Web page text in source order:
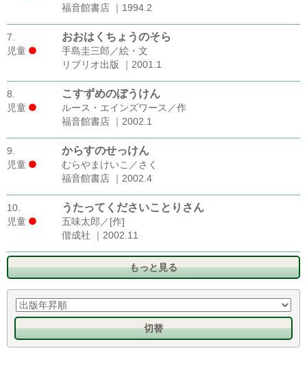
福音館書店 ｜1994.2
7.
児童
おおはくちょうのそら
手島圭三郎／絵・文
リブリオ出版 ｜2001.1
8.
児童
こすずめのぼうけん
ルース・エインズワース／作
福音館書店 ｜2002.1
9.
児童
からすのせっけん
むらやまけいこ／さく
福音館書店 ｜2002.4
10.
児童
うたってくださいことりさん
五味太郎／[作]
偕成社 ｜2002.11
もっと見る
切替